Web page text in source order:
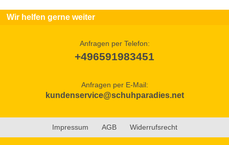
Wir helfen gerne weiter
Anfragen per Telefon:
+496591983451
Anfragen per E-Mail:
kundenservice@schuhparadies.net
Impressum AGB Widerrufsrecht